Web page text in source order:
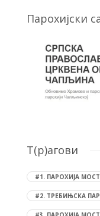
Парохијски
T(р)агови
#1. ПАРОХИЈА
#2. ТРЕБИЊСКА